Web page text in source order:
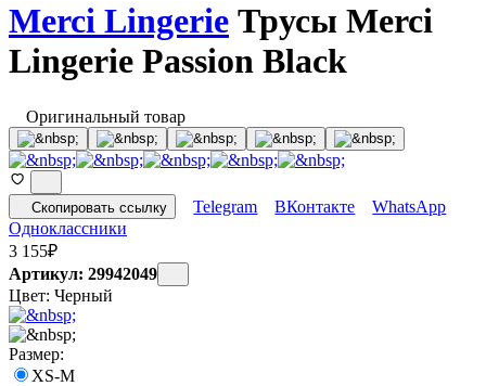
Merci Lingerie Трусы Merci
Lingerie Passion Black
Оригинальный товар
Скопировать ссылку Telegram ВКонтакте
WhatsApp
Одноклассники
3 155₽
Артикул: 29942049
Цвет: Черный
Размер:
XS-M